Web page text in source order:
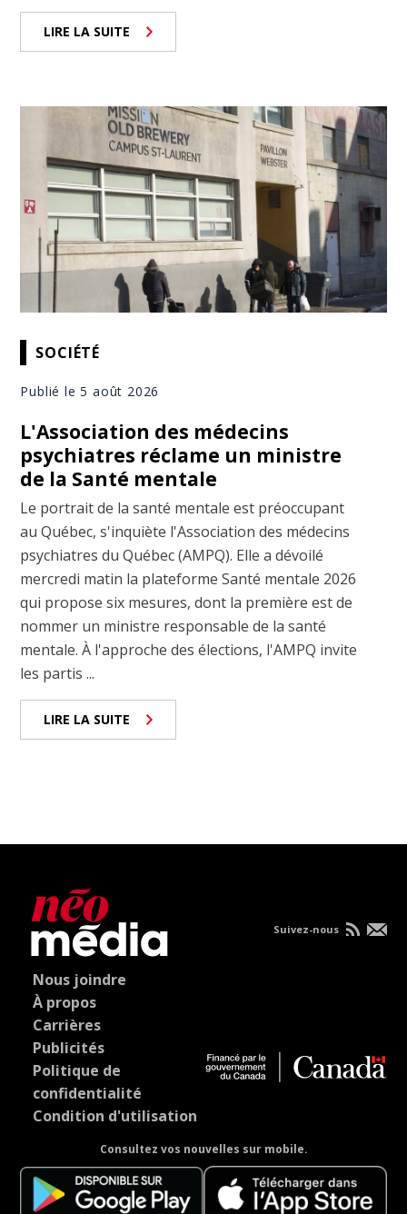
LIRE LA SUITE
SOCIÉTÉ
Publié le 5 août 2026
L'Association des médecins
psychiatres réclame un ministre
de la Santé mentale
Le portrait de la santé mentale est préoccupant
au Québec, s'inquiète l'Association des médecins
psychiatres du Québec (AMPQ). Elle a dévoilé
mercredi matin la plateforme Santé mentale 2026
qui propose six mesures, dont la première est de
nommer un ministre responsable de la santé
mentale. À l'approche des élections, l'AMPQ invite
les partis ...
LIRE LA SUITE
Nous joindre
À propos
Carrières
Publicités
Politique de
confidentialité
Condition d'utilisation
Consultez vos nouvelles sur mobile.
Suivez-nous